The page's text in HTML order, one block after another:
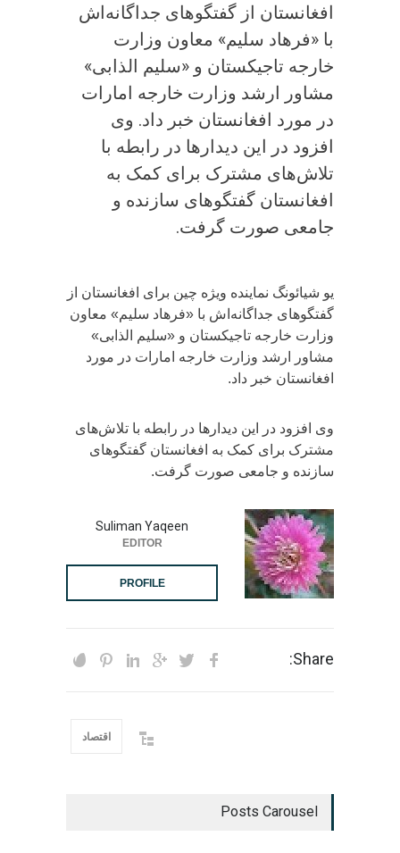
افغانستان از گفتگوهای جداگانه‌اش
با «فرهاد سلیم» معاون وزارت
خارجه تاجیکستان و «سلیم الذابی»
مشاور ارشد وزارت خارجه امارات
در مورد افغانستان خبر داد. وی
افزود در این دیدارها در رابطه با
تلاش‌های مشترک برای کمک به
افغانستان گفتگوهای سازنده و
جامعی صورت گرفت.
یو شیائونگ نماینده ویژه چین برای افغانستان از
گفتگوهای جداگانه‌اش با «فرهاد سلیم» معاون
وزارت خارجه تاجیکستان و «سلیم الذابی»
مشاور ارشد وزارت خارجه امارات در مورد
افغانستان خبر داد.
وی افزود در این دیدارها در رابطه با تلاش‌های
مشترک برای کمک به افغانستان گفتگوهای
سازنده و جامعی صورت گرفت.
Suliman Yaqeen
EDITOR
PROFILE
Share:
اقتصاد
Posts Carousel